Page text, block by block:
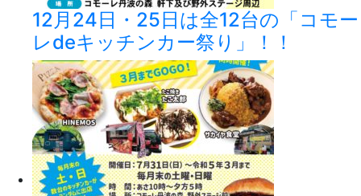
12月24日・25日は全12台の「コモー
レdeキッチンカー祭り」！！